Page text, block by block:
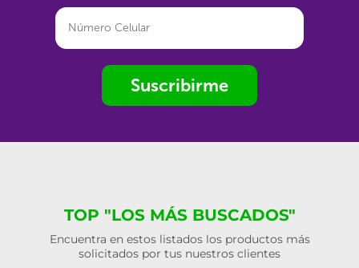
Suscribirme
TOP "LOS MÁS BUSCADOS"
Encuentra en estos listados los productos más
solicitados por tus nuestros clientes